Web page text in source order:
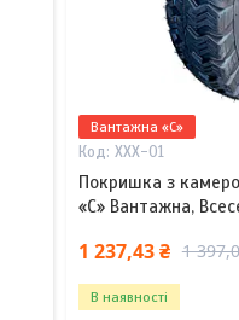
Вантажна «C»
XXX-01
Покришка з
«C» Вантажна,
1 237,43 ₴ 1
В наявності